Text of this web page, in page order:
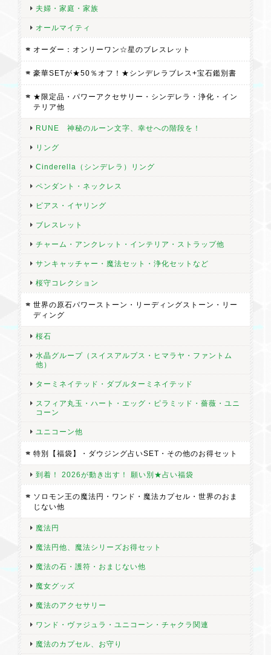
夫婦・家庭・家族
オールマイティ
オーダー：オンリーワン☆星のブレスレット
豪華SETが★50％オフ！★シンデレラブレス+宝石鑑別書
★限定品・パワーアクセサリー・シンデレラ・浄化・イン
テリア他
RUNE 神秘のルーン文字、幸せへの階段を！
リング
Cinderella（シンデレラ）リング
ペンダント・ネックレス
ピアス・イヤリング
ブレスレット
チャーム・アンクレット・インテリア・ストラップ他
サンキャッチャー・魔法セット・浄化セットなど
桜守コレクション
世界の原石パワーストーン・リーディングストーン・リー
ディング
桜石
水晶グループ（スイスアルプス・ヒマラヤ・ファントム
他）
ターミネイテッド・ダブルターミネイテッド
スフィア丸玉・ハート・エッグ・ピラミッド・薔薇・ユニ
コーン
ユニコーン他
特別【福袋】・ダウジング占いSET・その他のお得セット
到着！ 2026が動き出す！ 願い別★占い福袋
ソロモン王の魔法円・ワンド・魔法カプセル・世界のおま
じない他
魔法円
魔法円他、魔法シリーズお得セット
魔法の石・護符・おまじない他
魔女グッズ
魔法のアクセサリー
ワンド・ヴァジュラ・ユニコーン・チャクラ関連
魔法のカプセル、お守り